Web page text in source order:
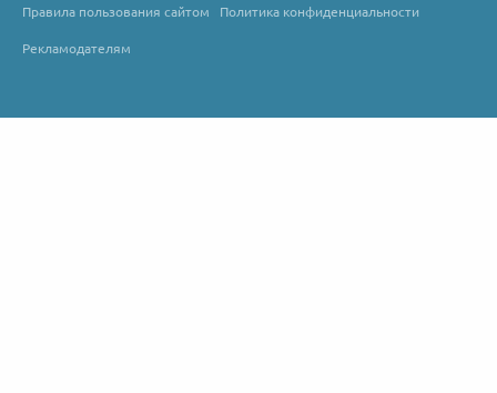
Правила пользования сайтом
Политика конфиденциальности
Рекламодателям